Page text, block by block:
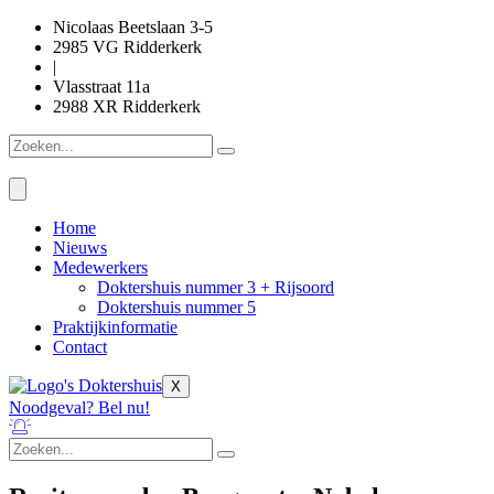
naar
inhoud
Nicolaas Beetslaan 3-5
2985 VG Ridderkerk
|
Vlasstraat 11a
2988 XR Ridderkerk
Home
Nieuws
Medewerkers
Doktershuis nummer 3 + Rijsoord
Doktershuis nummer 5
Praktijkinformatie
Contact
X
Noodgeval? Bel nu!